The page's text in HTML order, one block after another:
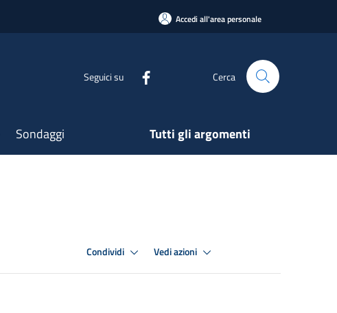
Accedi all'area personale
Seguici su Cerca
Sondaggi Tutti gli argomenti
Condividi Vedi azioni